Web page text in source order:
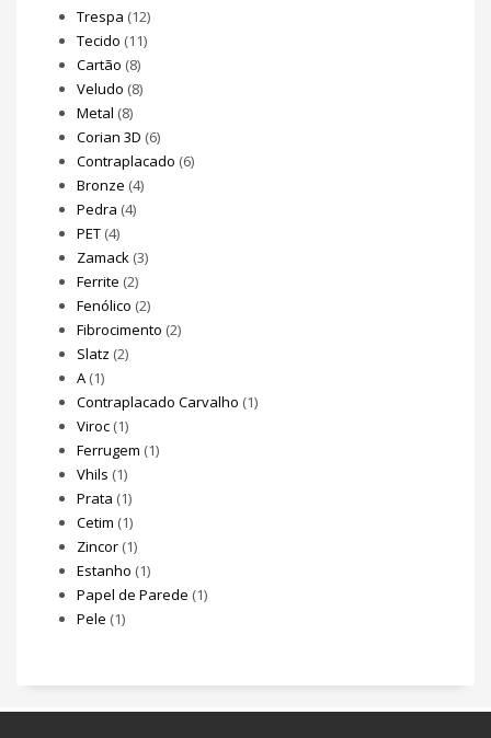
Trespa (12)
Tecido (11)
Cartão (8)
Veludo (8)
Metal (8)
Corian 3D (6)
Contraplacado (6)
Bronze (4)
Pedra (4)
PET (4)
Zamack (3)
Ferrite (2)
Fenólico (2)
Fibrocimento (2)
Slatz (2)
A (1)
Contraplacado Carvalho (1)
Viroc (1)
Ferrugem (1)
Vhils (1)
Prata (1)
Cetim (1)
Zincor (1)
Estanho (1)
Papel de Parede (1)
Pele (1)